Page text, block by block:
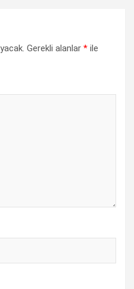
Gerekli alanlar * ile